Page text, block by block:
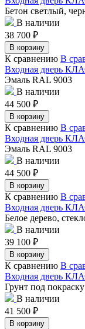
Бетон светлый,
В наличии
38 700 ₽
В корзину
К сравнению В
Входная дверь
Эмаль RAL 9003
В наличии
44 500 ₽
В корзину
К сравнению В
Входная дверь
Эмаль RAL 9003
В наличии
44 500 ₽
В корзину
К сравнению В
Входная дверь
Белое дерево,
В наличии
39 100 ₽
В корзину
К сравнению В
Входная дверь
Грунт под покраску
В наличии
41 500 ₽
В корзину